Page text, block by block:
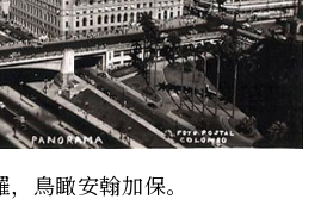
鳥瞰安翰加保。